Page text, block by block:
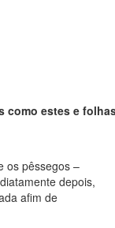
como estes e
os pêssegos –
depois,
afim de